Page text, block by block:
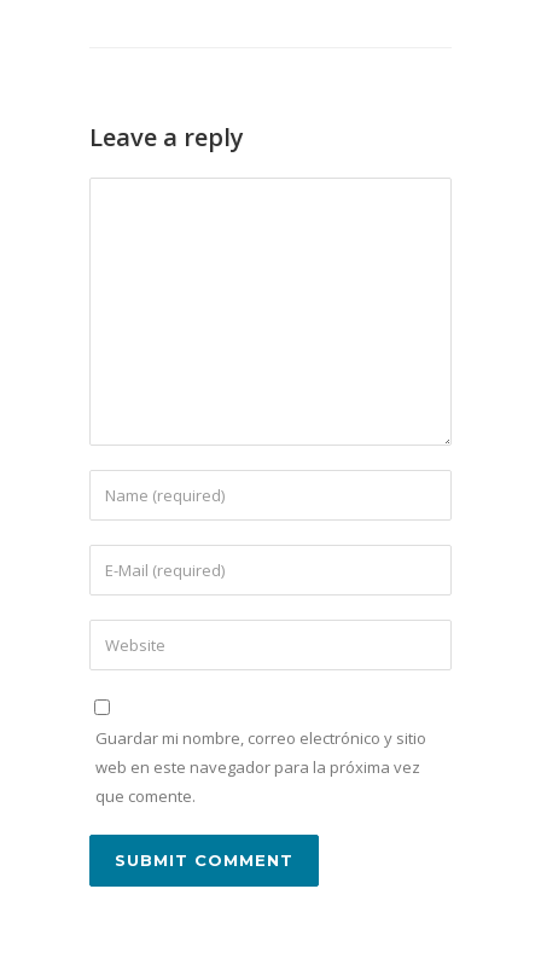
Leave a reply
Guardar mi nombre, correo electrónico y sitio
web en este navegador para la próxima vez
que comente.